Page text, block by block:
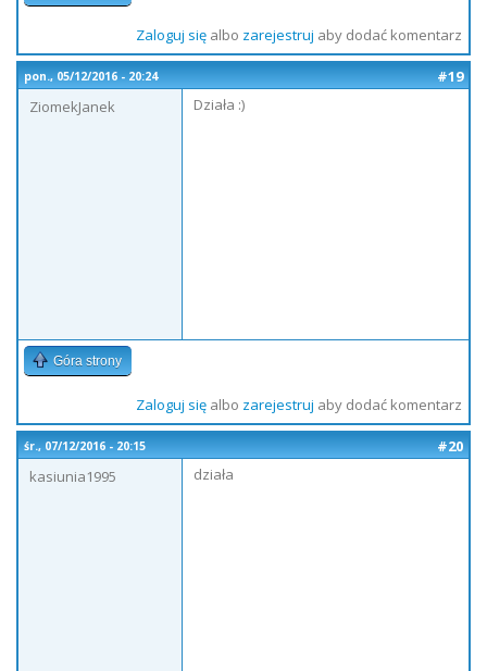
Zaloguj sięalbo zarejestruj aby dodać komentarz
pon., 05/12/2016 - 20:24
#19
ZiomekJanek
Działa :)
Góra strony
Zaloguj sięalbo zarejestruj aby dodać komentarz
śr., 07/12/2016 - 20:15
#20
kasiunia1995
działa